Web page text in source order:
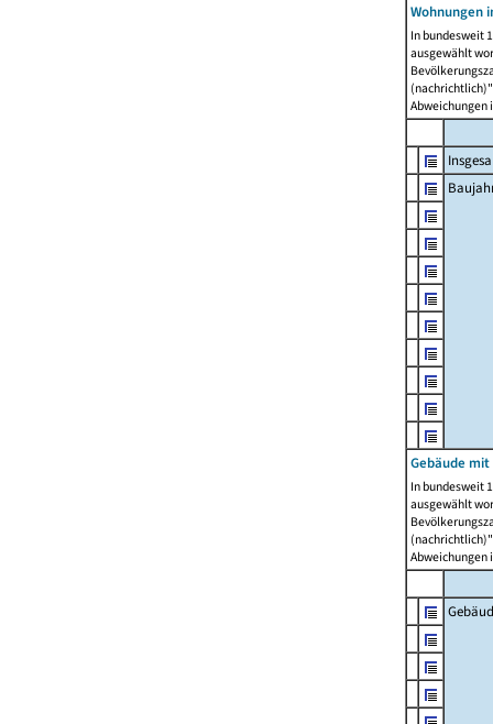
Wohnungen
In bundesweit
ausgewählt
Abweichungen
Gebäude mit
In bundesweit
ausgewählt
Abweichungen